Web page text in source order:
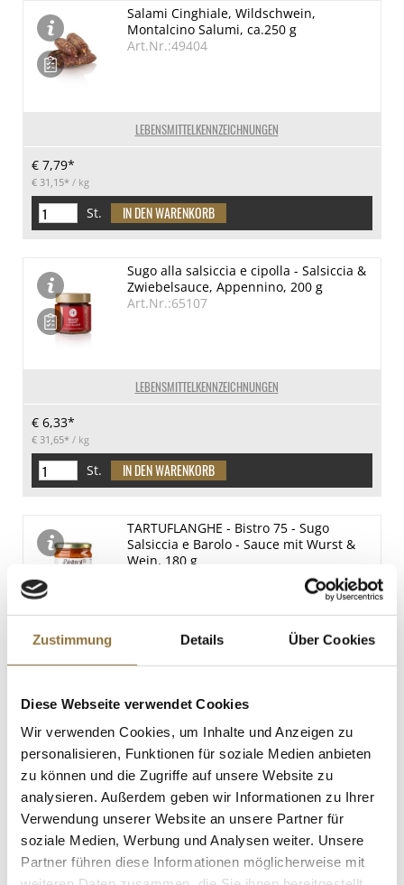
Zustimmung Details Über Cookies
Diese Webseite verwendet Cookies
Wir verwenden Cookies, um Inhalte und Anzeigen zu
personalisieren, Funktionen für soziale Medien anbieten
zu können und die Zugriffe auf unsere Website zu
analysieren. Außerdem geben wir Informationen zu Ihrer
Verwendung unserer Website an unsere Partner für
soziale Medien, Werbung und Analysen weiter. Unsere
Partner führen diese Informationen möglicherweise mit
LEBENSMITTELKENNZEICHNUNGEN
Salami Cinghiale, Wildschwein,
Montalcino Salumi, ca.250 g
Art.Nr.:49404
€ 7,79*
€ 31,15* / kg
St.
LEBENSMITTELKENNZEICHNUNGEN
Sugo alla salsiccia e cipolla - Salsiccia &
Zwiebelsauce, Appennino, 200 g
Art.Nr.:65107
€ 6,33*
€ 31,65* / kg
St.
LEBENSMITTELKENNZEICHNUNGEN
TARTUFLANGHE - Bistro 75 - Sugo
Salsiccia e Barolo - Sauce mit Wurst &
Wein, 180 g
€ 31,78*/ kg
St.
Salsiccione, italienische Salami,
Montalcino Salumi, ca.800 g
Art.Nr.:49402